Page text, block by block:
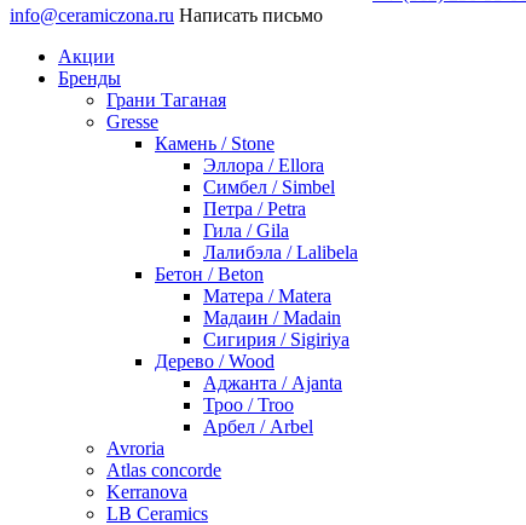
info@ceramiczona.ru Написать письмо
Акции
Бренды
Грани Таганая
Gresse
Камень / Stone
Эллора / Ellora
Симбел / Simbel
Петра / Petra
Гила / Gila
Лалибэла / Lalibela
Бетон / Beton
Матера / Matera
Мадаин / Madain
Сигирия / Sigiriya
Дерево / Wood
Аджанта / Ajanta
Троо / Troo
Арбел / Arbel
Avroria
Atlas concorde
Kerranova
LB Ceramics